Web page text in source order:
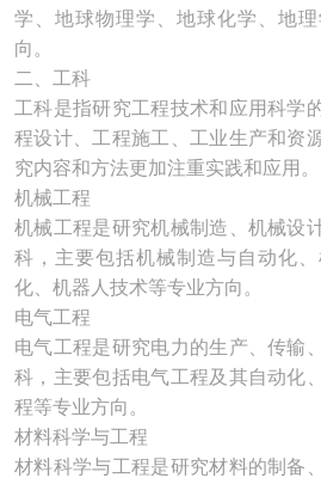
学、地球物理学、地球化学、地
向。
二、工科
工科是指研究工程技术和应用科学
程设计、工程施工、工业生产和资
究内容和方法更加注重实践和应用。
机械工程
机械工程是研究机械制造、机械设
科，主要包括机械制造与自动化
化、机器人技术等专业方向。
电气工程
电气工程是研究电力的生产、传输
科，主要包括电气工程及其自动化
程等专业方向。
材料科学与工程
材料科学与工程是研究材料的制备